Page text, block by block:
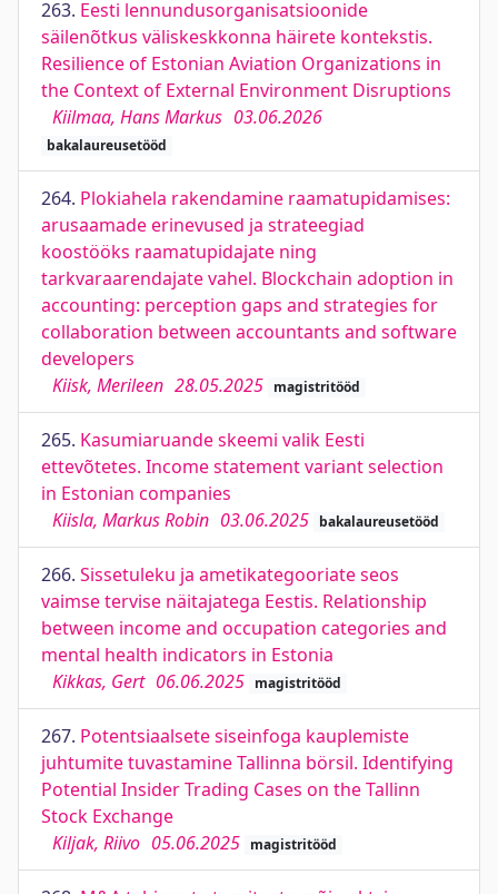
263. Eesti lennundusorganisatsioonide
säilenõtkus väliskeskkonna häirete kontekstis.
Resilience of Estonian Aviation Organizations in
the Context of External Environment Disruptions
Kiilmaa, Hans Markus 03.06.2026
bakalaureusetööd
264. Plokiahela rakendamine raamatupidamises:
arusaamade erinevused ja strateegiad
koostööks raamatupidajate ning
tarkvaraarendajate vahel. Blockchain adoption in
accounting: perception gaps and strategies for
collaboration between accountants and software
developers
Kiisk, Merileen 28.05.2025 magistritööd
265. Kasumiaruande skeemi valik Eesti
ettevõtetes. Income statement variant selection
in Estonian companies
Kiisla, Markus Robin 03.06.2025 bakalaureusetööd
266. Sissetuleku ja ametikategooriate seos
vaimse tervise näitajatega Eestis. Relationship
between income and occupation categories and
mental health indicators in Estonia
Kikkas, Gert 06.06.2025 magistritööd
267. Potentsiaalsete siseinfoga kauplemiste
juhtumite tuvastamine Tallinna börsil. Identifying
Potential Insider Trading Cases on the Tallinn
Stock Exchange
Kiljak, Riivo 05.06.2025 magistritööd